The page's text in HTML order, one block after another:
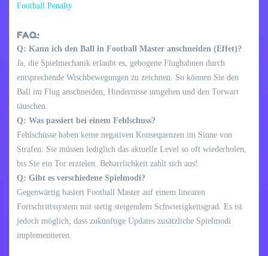
Football Penalty
FAQ:
Q: Kann ich den Ball in Football Master anschneiden (Effet)?
Ja, die Spielmechanik erlaubt es, gebogene Flugbahnen durch
entsprechende Wischbewegungen zu zeichnen. So können Sie den
Ball im Flug anschneiden, Hindernisse umgehen und den Torwart
täuschen.
Q: Was passiert bei einem Fehlschuss?
Fehlschüsse haben keine negativen Konsequenzen im Sinne von
Strafen. Sie müssen lediglich das aktuelle Level so oft wiederholen,
bis Sie ein Tor erzielen. Beharrlichkeit zahlt sich aus!
Q: Gibt es verschiedene Spielmodi?
Gegenwärtig basiert Football Master auf einem linearen
Fortschrittssystem mit stetig steigendem Schwierigkeitsgrad. Es ist
jedoch möglich, dass zukünftige Updates zusätzliche Spielmodi
implementieren.